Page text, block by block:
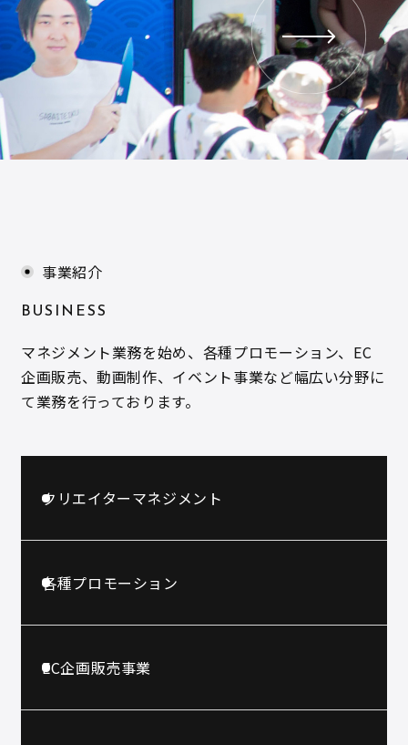
事業紹介
BUSINESS
マネジメント業務を始め、各種プロモーション、EC
企画販売、動画制作、イベント事業など幅広い分野に
て業務を行っております。
クリエイターマネジメント
各種プロモーション
EC企画販売事業